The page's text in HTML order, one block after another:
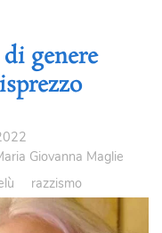
genere
Giovanna Maglie
razzismo